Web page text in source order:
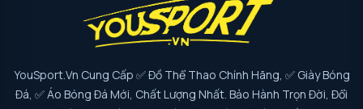
YouSport.vn Cung Cấp ✅ Đồ Thể Thao Chính Hãng, ✅ Giày Bóng
Đá, ✅ Áo Bóng Đá Mới, Chất Lượng Nhất. Bảo Hành Trọn Đời, Đổi